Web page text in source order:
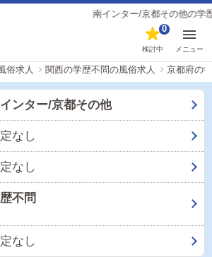
南インター/京都その他の学歴不
検討中
0
メニュー
俗求人 関西の学歴不問の風俗求人 京都府の
ンター/京都その他
なし
なし
不問
なし